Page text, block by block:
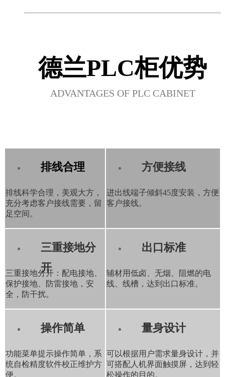
德兰PLC柜优势
ADVANTAGES OF PLC CABINET
排线合理
排线科学合理，美观大方，
充分考虑客户接线需要，留
足空间。
方便接线
进出线端子倾斜45度安装，方便
客户接线。
三重接地分
开
三重接地分开：配电接地、
保护接地、防雷接地，安
全，防干扰。
出口标准
辅材用低卤、无烟、阻燃的电
线、线槽，达到出口标准。
操作简单
功能菜单提示操作简单，系
统自检精度软件校正维护方
便。
量身设计
可以根据用户需求量身设计，并
可搭配人机界面触摸屏，达到轻
松操作的目的。